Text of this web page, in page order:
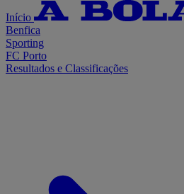
Início
Benfica
Sporting
FC Porto
Resultados e Classificações